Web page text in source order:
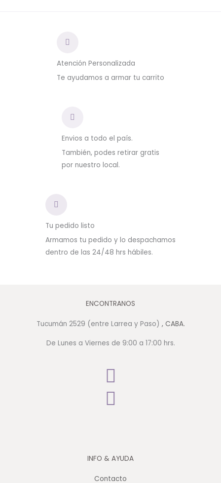
Atención Personalizada
Te ayudamos a armar tu carrito
Envios a todo el país.
También, podes retirar gratis
por nuestro local.
Tu pedido listo
Armamos tu pedido y lo despachamos
dentro de las 24/48 hrs hábiles.
ENCONTRANOS
Tucumán 2529 (entre Larrea y Paso) , CABA.
De Lunes a Viernes de 9:00 a 17:00 hrs.
INFO & AYUDA
Contacto